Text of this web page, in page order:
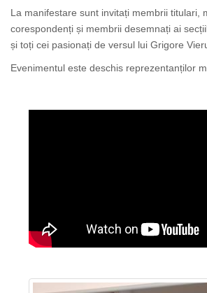
La manifestare sunt invitați membrii titulari,
corespondenți și membrii desemnați ai
și toți cei pasionați de versul lui Grigore
Evenimentul este deschis reprezentanților